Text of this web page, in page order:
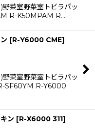
菜室野菜室トビラパッ
R-K50MPAM R…
[R-Y6000 CME]
菜室野菜室トビラパッ
SF60YM R-Y6000
ン [R-X6000 311]